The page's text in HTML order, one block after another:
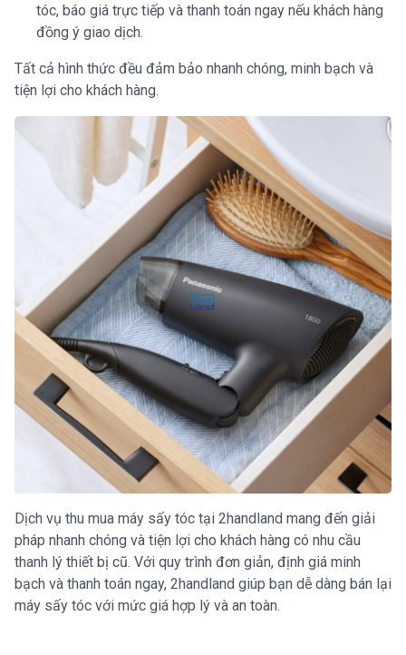
tóc, báo giá trực tiếp và thanh toán ngay nếu khách hàng
đồng ý giao dịch.
Tất cả hình thức đều đảm bảo nhanh chóng, minh bạch và
tiện lợi cho khách hàng.
Dịch vụ thu mua máy sấy tóc tại 2handland mang đến giải
pháp nhanh chóng và tiện lợi cho khách hàng có nhu cầu
thanh lý thiết bị cũ. Với quy trình đơn giản, định giá minh
bạch và thanh toán ngay, 2handland giúp bạn dễ dàng bán lại
máy sấy tóc với mức giá hợp lý và an toàn.